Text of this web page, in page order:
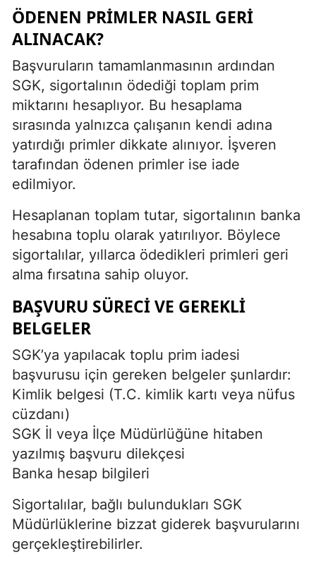
ÖDENEN PRIMLER NASIL GERI
ALINACAK?
Başvuruların tamamlanmasının ardından
SGK, sigortalının ödediği toplam prim
miktarını hesaplıyor. Bu hesaplama
sırasında yalnızca çalışanın kendi adına
yatırdığı primler dikkate alınıyor. İşveren
tarafından ödenen primler ise iade
edilmiyor.
Hesaplanan toplam tutar, sigortalının banka
hesabına toplu olarak yatırılıyor. Böylece
sigortalılar, yıllarca ödedikleri primleri geri
alma fırsatına sahip oluyor.
BAŞVURU SÜRECI VE GEREKLI
BELGELER
SGK’ya yapılacak toplu prim iadesi
başvurusu için gereken belgeler şunlardır:
Kimlik belgesi (T.C. kimlik kartı veya nüfus
cüzdanı)
SGK İl veya İlçe Müdürlüğüne hitaben
yazılmış başvuru dilekçesi
Banka hesap bilgileri
Sigortalılar, bağlı bulundukları SGK
Müdürlüklerine bizzat giderek başvurularını
gerçekleştirebilirler.